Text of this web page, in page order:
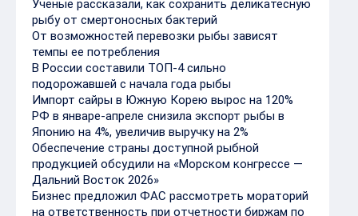
Ученые рассказали, как сохранить деликатесную
рыбу от смертоносных бактерий
От возможностей перевозки рыбы зависят
темпы ее потребления
В России составили ТОП-4 сильно
подорожавшей с начала года рыбы
Импорт сайры в Южную Корею вырос на 120%
РФ в январе-апреле снизила экспорт рыбы в
Японию на 4%, увеличив выручку на 2%
Обеспечение страны доступной рыбной
продукцией обсудили на «Морском конгрессе —
Дальний Восток 2026»
Бизнес предложил ФАС рассмотреть мораторий
на ответственность при отчетности биржам по